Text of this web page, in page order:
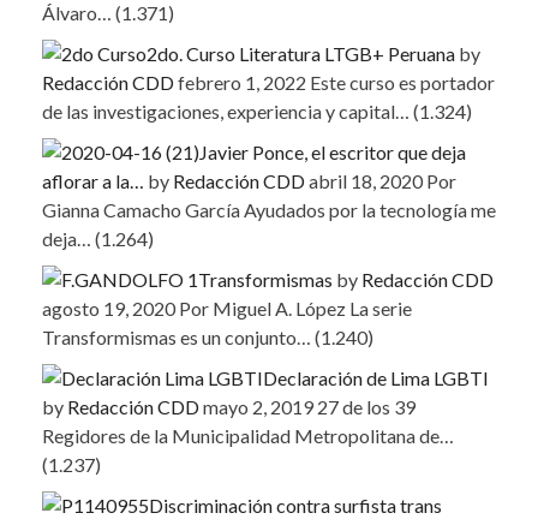
Álvaro… (1.371)
2do. Curso Literatura LTGB+ Peruana by
Redacción CDDfebrero 1, 2022 Este curso es portador
de las investigaciones, experiencia y capital… (1.324)
Javier Ponce, el escritor que deja
aflorar a la… by Redacción CDDabril 18, 2020 Por
Gianna Camacho García Ayudados por la tecnología me
deja… (1.264)
Transformismas by Redacción CDD
agosto 19, 2020 Por Miguel A. López La serie
Transformismas es un conjunto… (1.240)
Declaración de Lima LGBTI
by Redacción CDDmayo 2, 2019 27 de los 39
Regidores de la Municipalidad Metropolitana de…
(1.237)
Discriminación contra surfista trans